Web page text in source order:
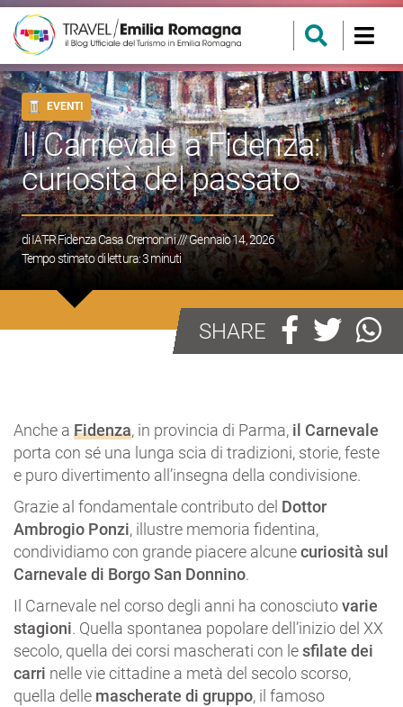
EVENTI
Il Carnevale a Fidenza:
curiosità del passato
diIAT-R Fidenza Casa Cremonini/// Gennaio 14, 2026
Tempo stimato di lettura:3minuti
SHARE
Anche a Fidenza, in provincia di Parma, il Carnevale
porta con sé una lunga scia di tradizioni, storie, feste
e puro divertimento all’insegna della condivisione.
Grazie al fondamentale contributo del Dottor
Ambrogio Ponzi, illustre memoria fidentina,
condividiamo con grande piacere alcunecuriosità sul
Carnevale di Borgo San Donnino.
Il Carnevale nel corso degli anni ha conosciutovarie
stagioni. Quella spontanea popolare dell’inizio del XX
secolo, quella dei corsi mascherati con lesfilate dei
carri nelle vie cittadine a metà del secolo scorso,
quella delle mascherate di gruppo, il famoso